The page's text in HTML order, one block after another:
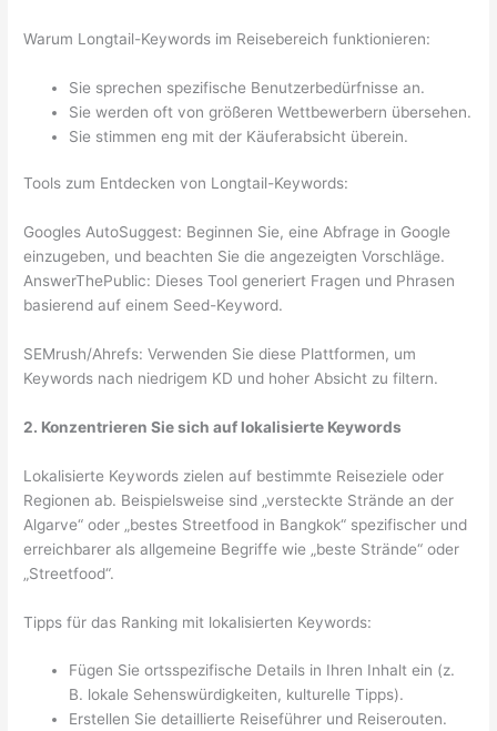
Warum Longtail-Keywords im Reisebereich funktionieren:
Sie sprechen spezifische Benutzerbedürfnisse an.
Sie werden oft von größeren Wettbewerbern übersehen.
Sie stimmen eng mit der Käuferabsicht überein.
Tools zum Entdecken von Longtail-Keywords:
Googles AutoSuggest: Beginnen Sie, eine Abfrage in Google
einzugeben, und beachten Sie die angezeigten Vorschläge.
AnswerThePublic: Dieses Tool generiert Fragen und Phrasen
basierend auf einem Seed-Keyword.
SEMrush/Ahrefs: Verwenden Sie diese Plattformen, um
Keywords nach niedrigem KD und hoher Absicht zu filtern.
2. Konzentrieren Sie sich auf lokalisierte Keywords
Lokalisierte Keywords zielen auf bestimmte Reiseziele oder
Regionen ab. Beispielsweise sind „versteckte Strände an der
Algarve“ oder „bestes Streetfood in Bangkok“ spezifischer und
erreichbarer als allgemeine Begriffe wie „beste Strände“ oder
„Streetfood“.
Tipps für das Ranking mit lokalisierten Keywords:
Fügen Sie ortsspezifische Details in Ihren Inhalt ein (z.
B. lokale Sehenswürdigkeiten, kulturelle Tipps).
Erstellen Sie detaillierte Reiseführer und Reiserouten.